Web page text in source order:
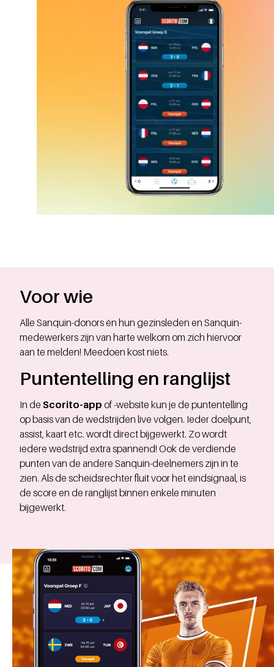
Voor wie
Alle Sanquin-donors én hun gezinsleden en Sanquin-
medewerkers zijn van harte welkom om zich hiervoor
aan te melden! Meedoen kost niets.
Puntentelling en ranglijst
In de Scorito-app of -website kun je de puntentelling
op basis van de wedstrijden live volgen. Ieder doelpunt,
assist, kaart etc. wordt direct bijgewerkt. Zo wordt
iedere wedstrijd extra spannend! Ook de verdiende
punten van de andere Sanquin-deelnemers zijn in te
zien. Als de scheidsrechter fluit voor het eindsignaal, is
de score en de ranglijst binnen enkele minuten
bijgewerkt.